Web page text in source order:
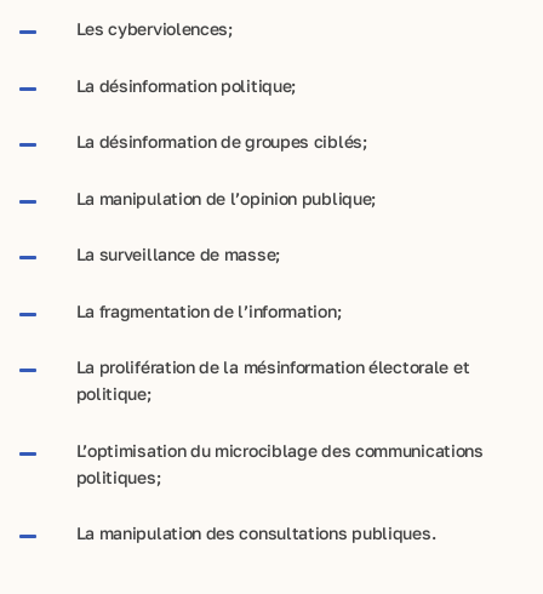
Les cyberviolences;
La désinformation politique;
La désinformation de groupes ciblés;
La manipulation de l’opinion publique;
La surveillance de masse;
La fragmentation de l’information;
La prolifération de la mésinformation électorale et
politique;
L’optimisation du microciblage des communications
politiques;
La manipulation des consultations publiques.